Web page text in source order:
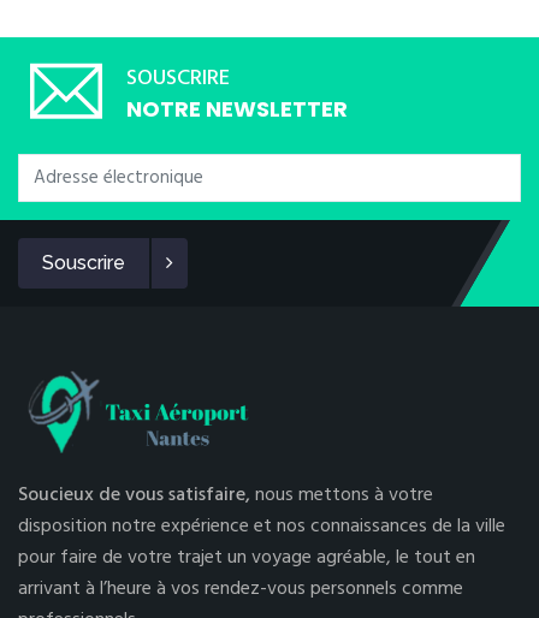
SOUSCRIRE
NOTRE NEWSLETTER
Souscrire
Soucieux de vous satisfaire,nous mettons à votre
disposition notre expérience et nos connaissances de la ville
pour faire de votre trajet un voyage agréable, le tout en
arrivant à l’heure à vos rendez-vous personnels comme